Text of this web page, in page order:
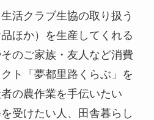
活クラブ生協の取り扱う
ほか）を生産してくれる
のご家族・友人など消費
ト「夢都里路くらぶ」を
の農作業を手伝いたい
受けたい人、田舎暮らし